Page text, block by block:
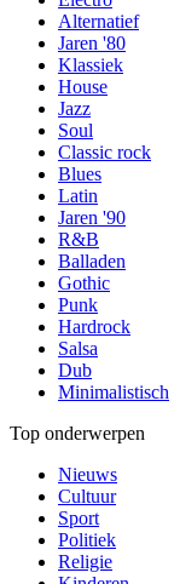
Alternatief
Jaren '80
Klassiek
House
Jazz
Soul
Classic rock
Blues
Latin
Jaren '90
R&B
Balladen
Gothic
Punk
Hardrock
Salsa
Dub
Minimalistisch
Top onderwerpen
Nieuws
Cultuur
Sport
Politiek
Religie